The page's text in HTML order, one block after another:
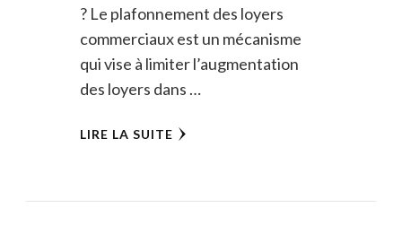
? Le plafonnement des loyers
commerciaux est un mécanisme
qui vise à limiter l’augmentation
des loyers dans …
LIRE LA SUITE